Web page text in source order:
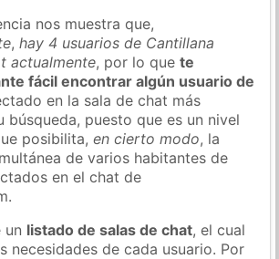
nos muestra que,
,hay 4 usuarios de Cantillana
actualmente, por lo quete
fácil encontrar algún usuario de
en la sala de chat más
búsqueda, puesto que es un nivel
posibilita,en cierto modo, la
de varios habitantes de
en el chat de
un listado de salas de chat, el cual
necesidades de cada usuario. Por